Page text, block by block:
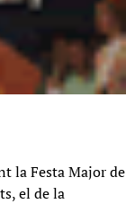
la Festa Major de
el de la